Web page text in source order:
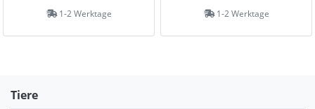
1-2 Werktage 1-2 Werktage
Tiere